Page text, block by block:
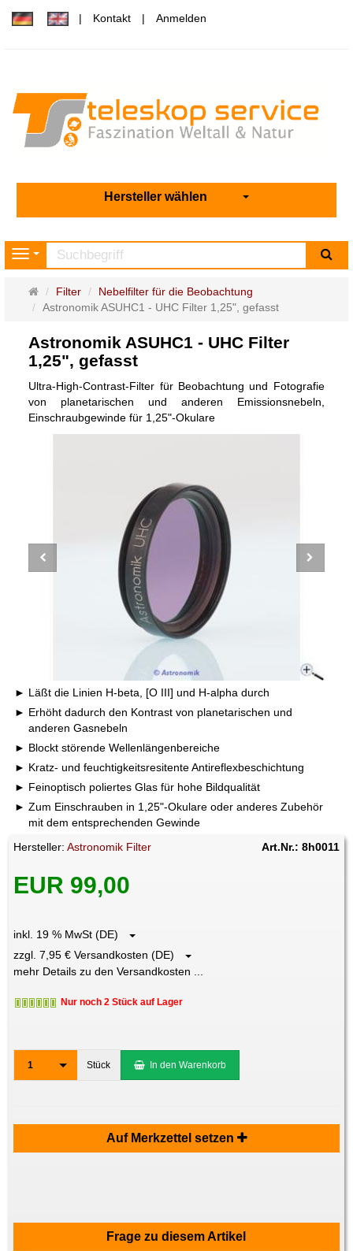
Kontakt Anmelden
Hersteller wählen
Navigation
Startseite
Filter
Nebelfilter für die Beobachtung
Astronomik ASUHC1 - UHC Filter 1,25", gefasst
Astronomik ASUHC1 - UHC Filter
1,25", gefasst
Ultra-High-Contrast-Filter für Beobachtung und Fotografie
von planetarischen und anderen Emissionsnebeln,
Einschraubgewinde für 1,25"-Okulare
Läßt die Linien H-beta, [O III] und H-alpha durch
Erhöht dadurch den Kontrast von planetarischen und
anderen Gasnebeln
Blockt störende Wellenlängenbereiche
Kratz- und feuchtigkeitsresitente Antireflexbeschichtung
Feinoptisch poliertes Glas für hohe Bildqualität
Zum Einschrauben in 1,25"-Okulare oder anderes Zubehör
mit dem entsprechenden Gewinde
Hersteller:Astronomik Filter Art.Nr.: 8h0011
EUR 99,00
inkl. 19 % MwSt (DE)
zzgl. 7,95 € Versandkosten (DE)
mehr Details zu den Versandkosten ...
Nur noch 2 Stück auf Lager
1 Stück In den Warenkorb
Auf Merkzettel setzen
Frage zu diesem Artikel